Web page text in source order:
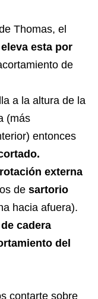
Thomas, el
esta por
de
a la altura de la
(más
entonces
rotación externa
de sartorio
hacia afuera).
cadera
del
contarte sobre